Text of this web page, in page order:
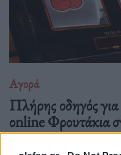
Αγορά
Πλήρης οδηγός για
οnline Φρουτάκια